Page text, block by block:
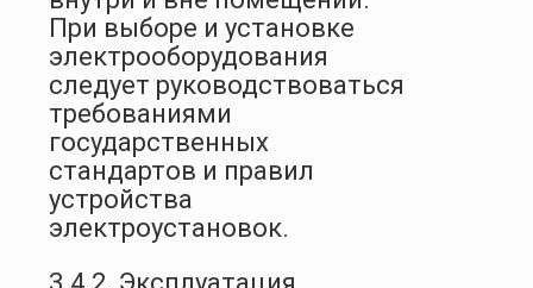
При выборе и установке
электрооборудования
следует руководствоваться
требованиями
государственных
стандартов и правил
устройства
электроустановок.